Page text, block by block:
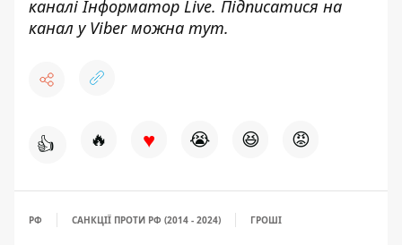
каналіІнформатор Live. Підписатися на
канал у Viber можна тут.
👍 🔥 ♥ 😭 😆 😡
РФ САНКЦІЇ ПРОТИ РФ (2014 - 2024) ГРОШІ